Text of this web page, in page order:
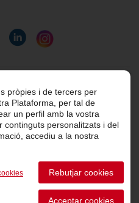
reservats.
ACTIUM Digital
Portal de transparència
de comunicació d’informants
pròpies i de tercers per
Plataforma, per tal de
un perfil amb la vostra
continguts personalitzats i del
accediu a la nostra
Rebutjar cookies
Acceptar cookies